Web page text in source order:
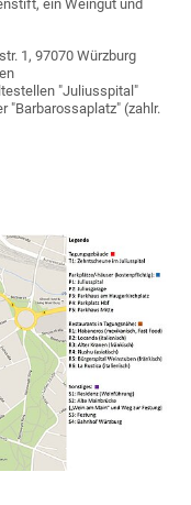
ein Weingut und
1, 97070 Würzburg
"Juliusspital"
"Barbarossaplatz" (zahlr.